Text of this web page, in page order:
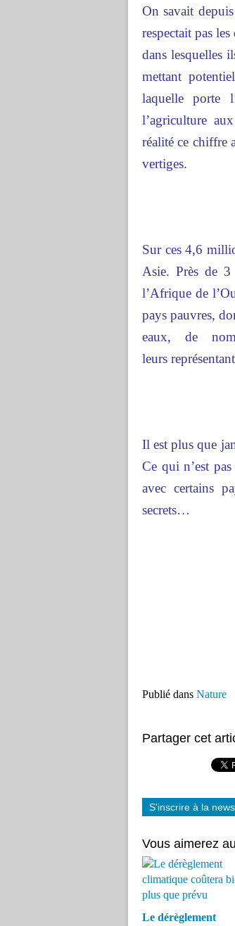
On savait
respectait pas
dans lesquelles
mettant
laquelle porte
l’agriculture
réalité ce chiffre
vertiges.
Sur ces 4,6
Asie. Près de 3
l’Afrique de
pays pauvres,
eaux, de
leurs
Il est plus que
Ce qui n’est
avec certains
secrets…
Publié dans Nature
Partager cet
S'inscrire à la
Vous aimerez
Le dérèglement